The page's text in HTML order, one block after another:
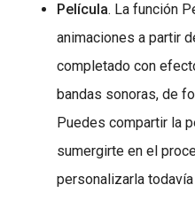
Película. La función
animaciones a partir
completado con
bandas sonoras, de
Puedes compartir la
sumergirte en el
personalizarla todavía